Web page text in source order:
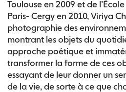
Toulouse en 2009 et de
Paris- Cergy en 2010, Viriya
photographie des
montrant les objets du
approche poétique et
transformer la forme de ces
essayant de leur donner un
de la vie, de sorte à ce que